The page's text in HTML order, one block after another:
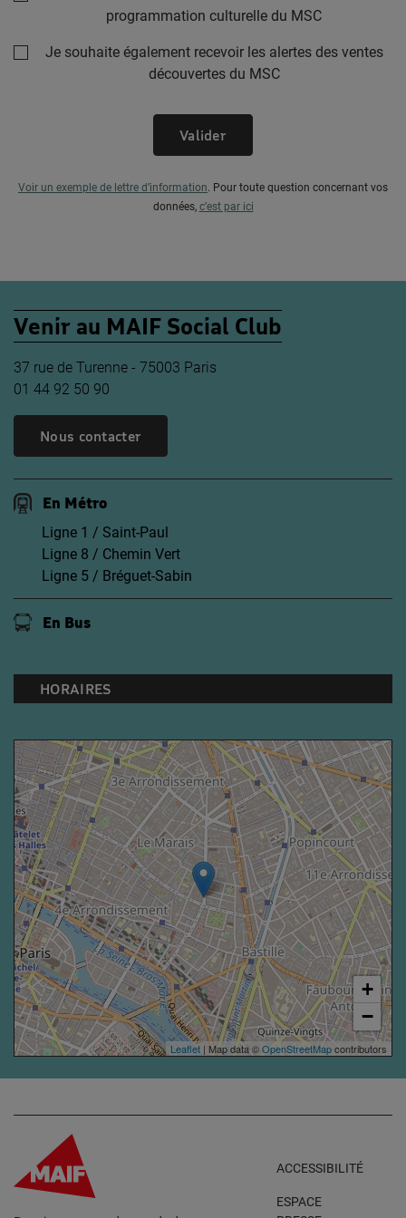
programmation culturelle du MSC
Je souhaite également recevoir les alertes des ventes
découvertes du MSC
Valider
Voir un exemple de lettre d’information. Pour toute question concernant vos
données, c’est par ici
Venir au MAIF Social Club
37 rue de Turenne - 75003 Paris
01 44 92 50 90
Nous contacter
En Métro
Ligne 1 / Saint-Paul
Ligne 8 / Chemin Vert
Ligne 5 / Bréguet-Sabin
En Bus
HORAIRES
+
−
Leaflet | Map data ©OpenStreetMapcontributors
ACCESSIBILITÉ
ESPACE